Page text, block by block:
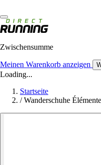
Zwischensumme
Meinen Warenkorb anzeigen
Loading...
Startseite
/ Wanderschuhe